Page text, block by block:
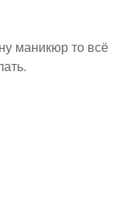
маникюр то всё